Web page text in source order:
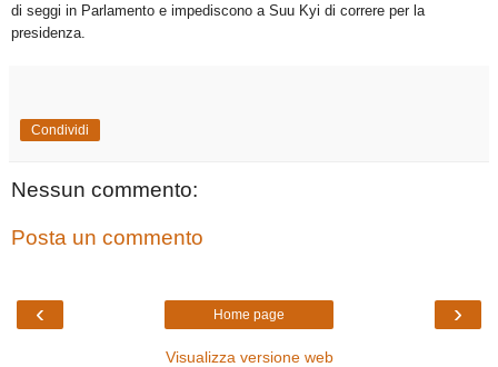
di seggi in Parlamento e impediscono a Suu Kyi di correre per la
presidenza.
Condividi
Nessun commento:
Posta un commento
‹ ›
Home page
Visualizza versione web